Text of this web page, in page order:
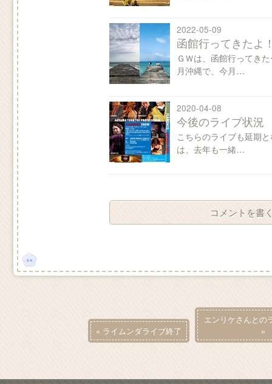
2022-05-09
函館行ってきたよ
ＧＷは、函館行ってき
月沖縄で、今月…
2020-04-08
今後のライブ状況
こちらのライブも延期
は、去年も一緒…
コメントを書
« ライムンダライブ終了
エンリケさんとの
»